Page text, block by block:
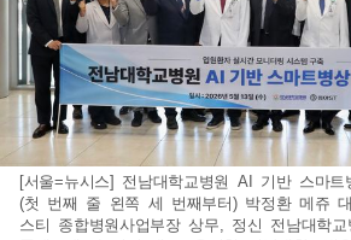
[서울=뉴시스] 전남대학교병원 AI 기반 스마트
(첫 번째 줄 왼쪽 세 번째부터) 박정환 메쥬
스티 종합병원사업부장 상무, 정신 전남대학